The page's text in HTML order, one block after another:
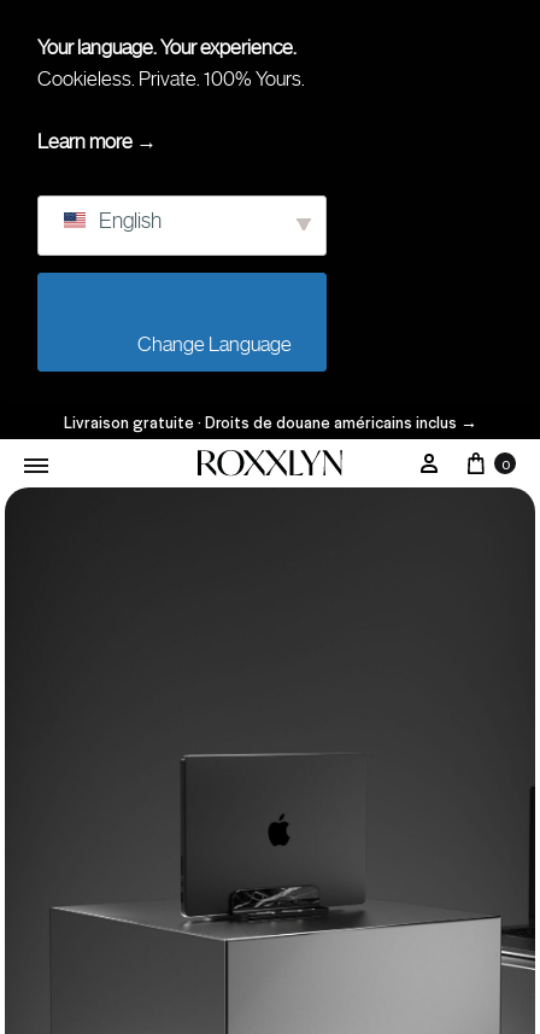
Your language. Your experience.
Cookieless. Private. 100% Yours.
Learn more →
English
Livraison gratuite · Droits de douane américains inclus →
0